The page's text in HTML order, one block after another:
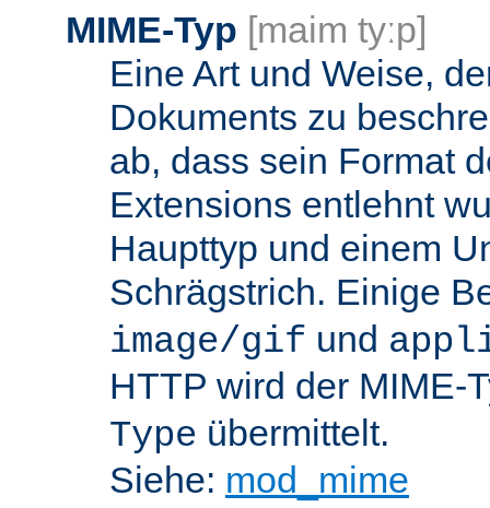
MIME-Typ [maim tyːp]
Eine Art und Weise,
Dokuments zu
ab, dass sein Format
Extensions entlehnt
Haupttyp und einem
Schrägstrich. Einige
image/gif und
HTTP wird der MIME-
Type übermittelt.
Siehe: mod_mime